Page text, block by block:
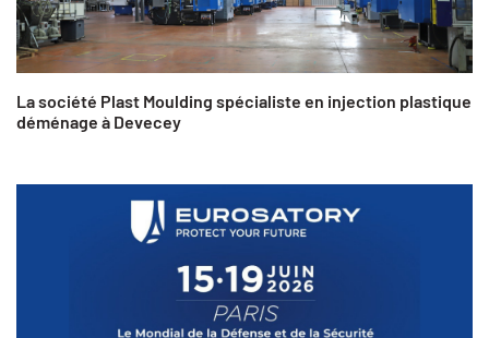
La société Plast Moulding spécialiste en injection plastique
déménage à Devecey